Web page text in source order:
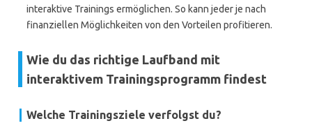
interaktive Trainings ermöglichen. So kann jeder je nach
finanziellen Möglichkeiten von den Vorteilen profitieren.
Wie du das richtige Laufband mit
interaktivem Trainingsprogramm findest
Welche Trainingsziele verfolgst du?